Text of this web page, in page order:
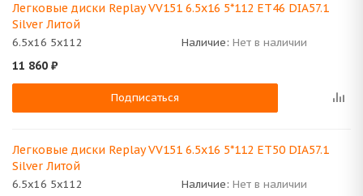
Легковые диски Replay VV151 6.5x16 5*112 ET46 DIA57.1
Silver Литой
6.5x16 5x112 Наличие: Нет в наличии
11 860 ₽
Подписаться
Легковые диски Replay VV151 6.5x16 5*112 ET50 DIA57.1
Silver Литой
6.5x16 5x112 Наличие: Нет в наличии